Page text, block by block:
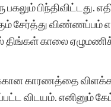
பகலும்
சேர்த்து விண்ணப்பம்
திங்கள் காலை
காரணத்தை
விடயம். எனினும்